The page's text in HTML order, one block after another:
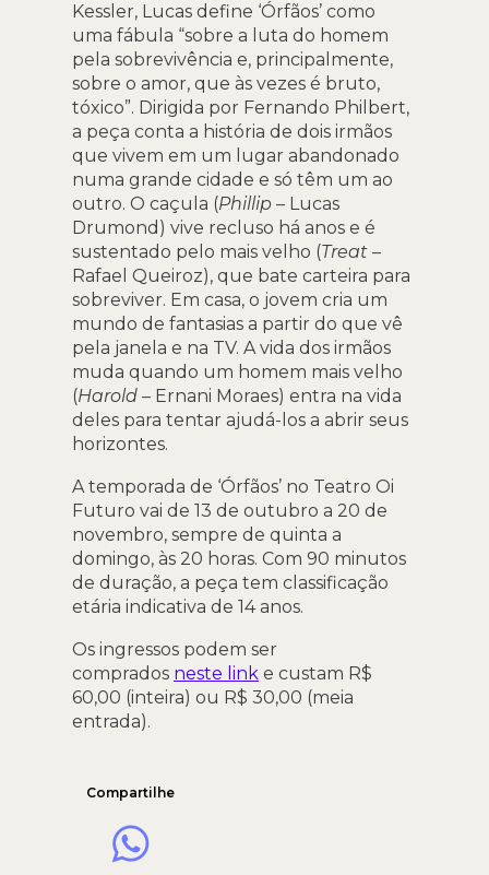
Kessler, Lucas define ‘Órfãos’ como
uma fábula “sobre a luta do homem
pela sobrevivência e, principalmente,
sobre o amor, que às vezes é bruto,
tóxico”. Dirigida por Fernando Philbert,
a peça conta a história de dois irmãos
que vivem em um lugar abandonado
numa grande cidade e só têm um ao
outro. O caçula (Phillip – Lucas
Drumond) vive recluso há anos e é
sustentado pelo mais velho (Treat –
Rafael Queiroz), que bate carteira para
sobreviver. Em casa, o jovem cria um
mundo de fantasias a partir do que vê
pela janela e na TV. A vida dos irmãos
muda quando um homem mais velho
(Harold – Ernani Moraes) entra na vida
deles para tentar ajudá-los a abrir seus
horizontes.
A temporada de ‘Órfãos’ no Teatro Oi
Futuro vai de 13 de outubro a 20 de
novembro, sempre de quinta a
domingo, às 20 horas. Com 90 minutos
de duração, a peça tem classificação
etária indicativa de 14 anos.
Os ingressos podem ser
comprados neste link e custam R$
60,00 (inteira) ou R$ 30,00 (meia
entrada).
Compartilhe